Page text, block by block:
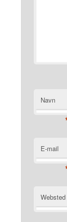
Navn
E-mail
Websted